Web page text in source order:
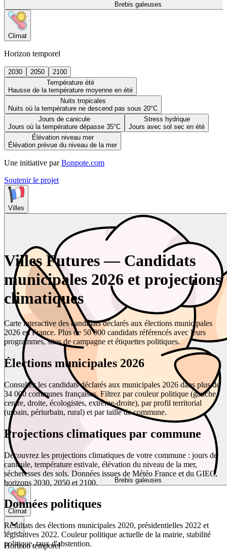
Brebis galeuses
Climat
Horizon temporel
2030 2050
2100
Température été
Hausse de la température moyenne en été
Nuits tropicales
Nuits où la température ne descend pas sous 20°C
Jours de canicule
Jours où la température dépasse 35°C
Stress hydrique
Jours avec sol sec en été
Élévation niveau mer
Élévation prévue du niveau de la mer
Une initiative par Bonpote.com
Soutenir le projet
Villes
Brebis galeuses
Climat
Horizon temporel
Villes Futures — Candidats
municipales 2026 et projections
climatiques
Carte interactive des candidats déclarés aux élections municipales
2026 en France. Plus de 50 000 candidats référencés avec leurs
programmes, sites de campagne et étiquettes politiques.
Élections municipales 2026
Consultez les candidats déclarés aux municipales 2026 dans plus de
34 000 communes françaises. Filtrez par couleur politique (gauche,
centre, droite, écologistes, extrême-droite), par profil territorial
(urbain, périurbain, rural) et par taille de commune.
Projections climatiques par commune
Découvrez les projections climatiques de votre commune : jours de
canicule, température estivale, élévation du niveau de la mer,
sécheresses des sols. Données issues de Météo France et du GIEC,
horizons 2030, 2050 et 2100.
Données politiques
Résultats des élections municipales 2020, présidentielles 2022 et
législatives 2022. Couleur politique actuelle de la mairie, stabilité
politique, taux d'abstention.